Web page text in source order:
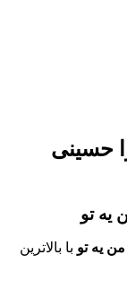
حسینی
یه تو
من یه تو با بالاترین